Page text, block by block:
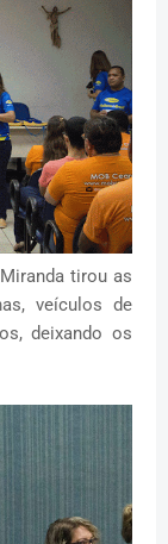
tirou as
veículos de
deixando os